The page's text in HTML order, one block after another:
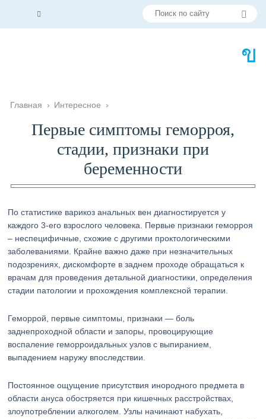
Главная › Интересное ›
Первые симптомы геморроя,
стадии, признаки при
беременности
По статистике варикоз анальных вен диагностируется у
каждого 3-его взрослого человека. Первые признаки геморроя
– неспецифичные, схожие с другими проктологическими
заболеваниями. Крайне важно даже при незначительных
подозрениях, дискомфорте в заднем проходе обращаться к
врачам для проведения детальной диагностики, определения
стадии патологии и прохождения комплексной терапии.
Геморрой, первые симптомы, признаки — боль
заднепроходной области и запоры, провоцирующие
воспаление геморроидальных узлов с выпиранием,
выпадением наружу впоследствии.
Постоянное ощущение присутствия инородного предмета в
области ануса обостряется при кишечных расстройствах,
злоупотреблении алкоголем. Узлы начинают набухать,